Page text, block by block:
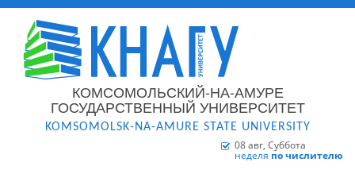
КОМСОМОЛЬСКИЙ-НА-АМУРЕ
ГОСУДАРСТВЕННЫЙ УНИВЕРСИТЕТ
KOMSOMOLSK-NA-AMURE STATE UNIVERSITY
08 авг, Суббота
неделя по числителю